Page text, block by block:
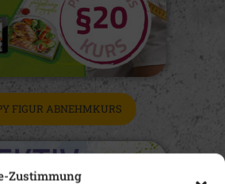
Zustimmung
FIGUR ABNEHMKURS